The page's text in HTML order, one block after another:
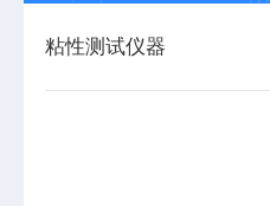
粘性测试仪器